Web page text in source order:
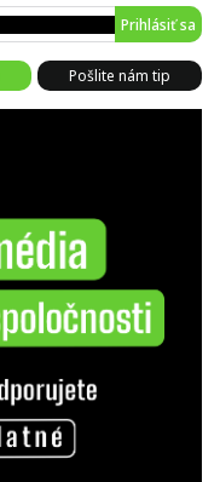
Prihlásiť sa
Pošlite nám tip